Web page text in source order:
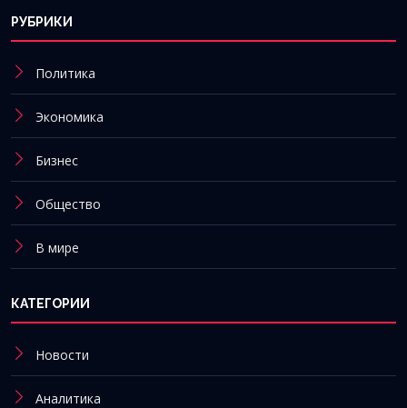
РУБРИКИ
Политика
Экономика
Бизнес
Общество
В мире
КАТЕГОРИИ
Новости
Аналитика